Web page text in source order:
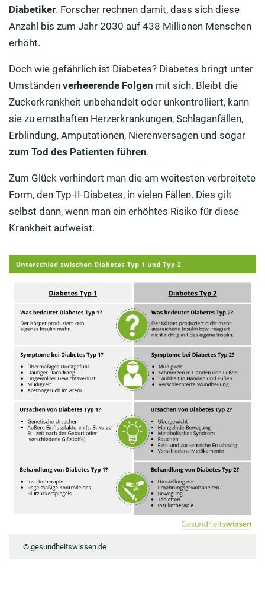
Diabetiker. Forscher rechnen damit, dass sich diese
Anzahl bis zum Jahr 2030 auf 438 Millionen Menschen
erhöht.
Doch wie gefährlich ist Diabetes? Diabetes bringt unter
Umständen verheerende Folgen mit sich. Bleibt die
Zuckerkrankheit unbehandelt oder unkontrolliert, kann
sie zu ernsthaften Herzerkrankungen, Schlaganfällen,
Erblindung, Amputationen, Nierenversagen und sogar
zum Tod des Patienten führen.
Zum Glück verhindert man die am weitesten verbreitete
Form, den Typ-II-Diabetes, in vielen Fällen. Dies gilt
selbst dann, wenn man ein erhöhtes Risiko für diese
Krankheit aufweist.
© gesundheitswissen.de